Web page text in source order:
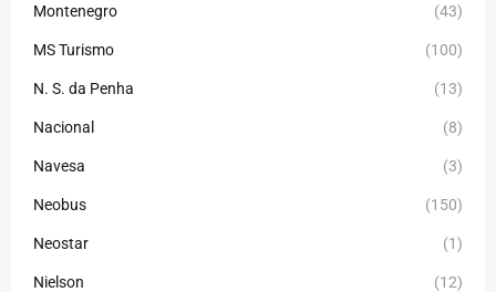
Montenegro (43)
MS Turismo (100)
N. S. da Penha (13)
Nacional (8)
Navesa (3)
Neobus (150)
Neostar (1)
Nielson (12)